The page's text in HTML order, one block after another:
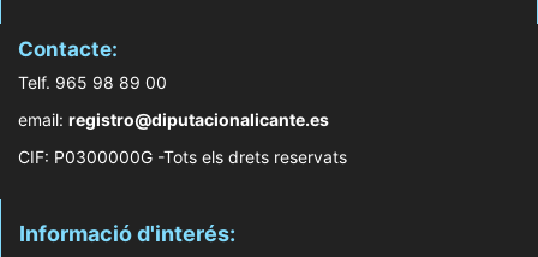
Contacte:
Telf. 965 98 89 00
email: registro@diputacionalicante.es
CIF: P0300000G -Tots els drets reservats
Informació d'interés: